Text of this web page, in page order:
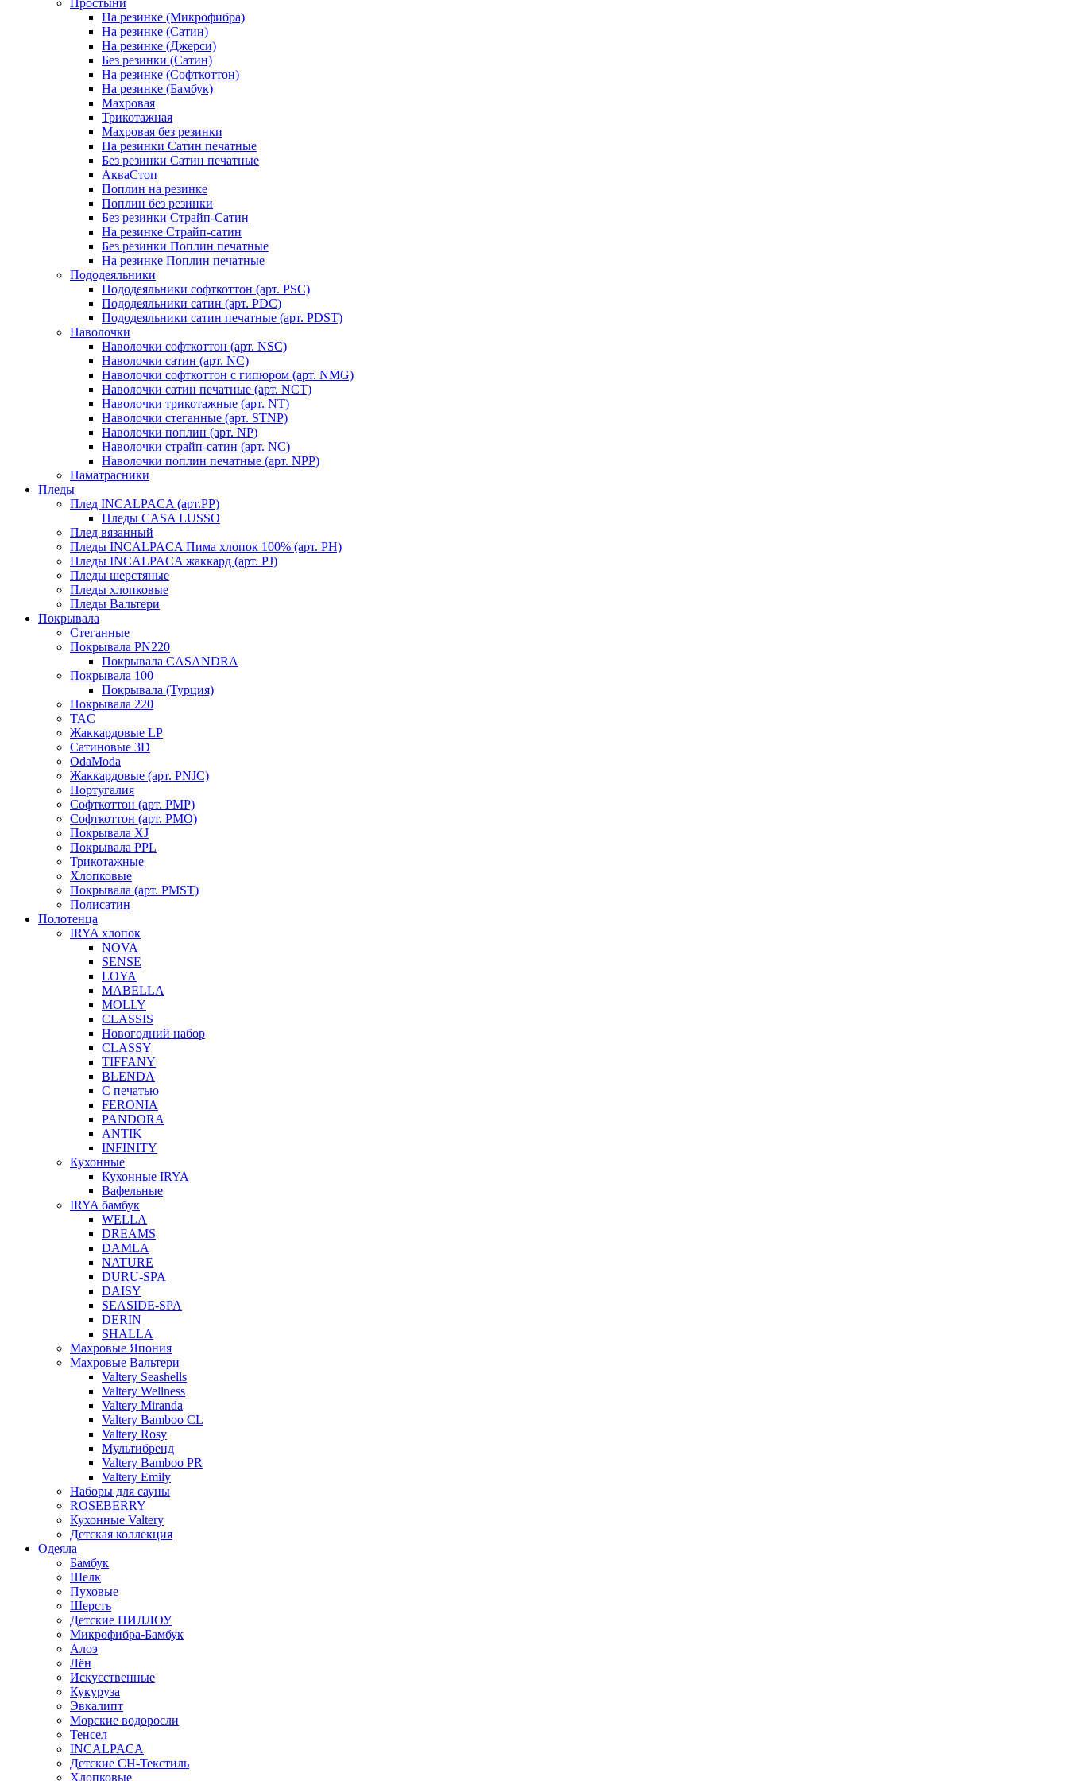
Простыни
На резинке (Микрофибра)
На резинке (Сатин)
На резинке (Джерси)
Без резинки (Сатин)
На резинке (Софткоттон)
На резинке (Бамбук)
Махровая
Трикотажная
Махровая без резинки
На резинки Сатин печатные
Без резинки Сатин печатные
АкваСтоп
Поплин на резинке
Поплин без резинки
Без резинки Страйп-Сатин
На резинке Страйп-сатин
Без резинки Поплин печатные
На резинке Поплин печатные
Пододеяльники
Пододеяльники софткоттон (арт. PSC)
Пододеяльники сатин (арт. PDC)
Пододеяльники сатин печатные (арт. PDST)
Наволочки
Наволочки софткоттон (арт. NSC)
Наволочки сатин (арт. NC)
Наволочки софткоттон с гипюром (арт. NMG)
Наволочки сатин печатные (арт. NCT)
Наволочки трикотажные (арт. NT)
Наволочки стеганные (арт. STNP)
Наволочки поплин (арт. NP)
Наволочки страйп-сатин (арт. NC)
Наволочки поплин печатные (арт. NPP)
Наматрасники
Пледы
Плед INCALPACA (арт.PP)
Пледы CASA LUSSO
Плед вязанный
Пледы INCALPACA Пима хлопок 100% (арт. PH)
Пледы INCALPACA жаккард (арт. PJ)
Пледы шерстяные
Пледы хлопковые
Пледы Вальтери
Покрывала
Стеганные
Покрывала PN220
Покрывала CASANDRA
Покрывала 100
Покрывала (Турция)
Покрывала 220
TAC
Жаккардовые LP
Сатиновые 3D
OdaModa
Жаккардовые (арт. PNJC)
Португалия
Софткоттон (арт. PMP)
Софткоттон (арт. PMO)
Покрывала XJ
Покрывала PPL
Трикотажные
Хлопковые
Покрывала (арт. PMST)
Полисатин
Полотенца
IRYA хлопок
NOVA
SENSE
LOYA
MABELLA
MOLLY
CLASSIS
Новогодний набор
CLASSY
TIFFANY
BLENDA
С печатью
FERONIA
PANDORA
ANTIK
INFINITY
Кухонные
Кухонные IRYA
Вафельные
IRYA бамбук
WELLA
DREAMS
DAMLA
NATURE
DURU-SPA
DAISY
SEASIDE-SPA
DERIN
SHALLA
Махровые Япония
Махровые Вальтери
Valtery Seashells
Valtery Wellness
Valtery Miranda
Valtery Bamboo CL
Valtery Rosy
Мультибренд
Valtery Bamboo PR
Valtery Emily
Наборы для сауны
ROSEBERRY
Кухонные Valtery
Детская коллекция
Одеяла
Бамбук
Шелк
Пуховые
Шерсть
Детские ПИЛЛОУ
Микрофибра-Бамбук
Алоэ
Лён
Искусственные
Кукуруза
Эвкалипт
Морские водоросли
Тенсел
INCALPACA
Детские СН-Текстиль
Хлопковые